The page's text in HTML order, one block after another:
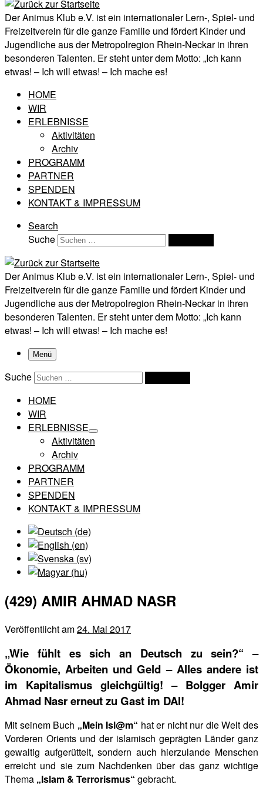
Der Animus Klub e.V. ist ein internationaler Lern-, Spiel- und
Freizeitverein für die ganze Familie und fördert Kinder und
Jugendliche aus der Metropolregion Rhein-Neckar in ihren
besonderen Talenten. Er steht unter dem Motto: „Ich kann
etwas! – Ich will etwas! – Ich mache es!
HOME
WIR
ERLEBNISSE
Aktivitäten
Archiv
PROGRAMM
PARTNER
SPENDEN
KONTAKT & IMPRESSUM
Search
Suche
Der Animus Klub e.V. ist ein internationaler Lern-, Spiel- und
Freizeitverein für die ganze Familie und fördert Kinder und
Jugendliche aus der Metropolregion Rhein-Neckar in ihren
besonderen Talenten. Er steht unter dem Motto: „Ich kann
etwas! – Ich will etwas! – Ich mache es!
Menü
Suche
HOME
WIR
ERLEBNISSE
Aktivitäten
Archiv
PROGRAMM
PARTNER
SPENDEN
KONTAKT & IMPRESSUM
(429) AMIR AHMAD NASR
Veröffentlicht am24. Mai 2017
„Wie fühlt es sich an Deutsch zu sein?“ –
Ökonomie, Arbeiten und Geld – Alles andere ist
im Kapitalismus gleichgültig! – Bolgger Amir
Ahmad Nasr erneut zu Gast im DAI!
Mit seinem Buch „Mein Isl@m“ hat er nicht nur die Welt des
Vorderen Orients und der islamisch geprägten Länder ganz
gewaltig aufgerüttelt, sondern auch hierzulande Menschen
erreicht und sie zum Nachdenken über das ganz wichtige
Thema „Islam & Terrorismus“ gebracht.